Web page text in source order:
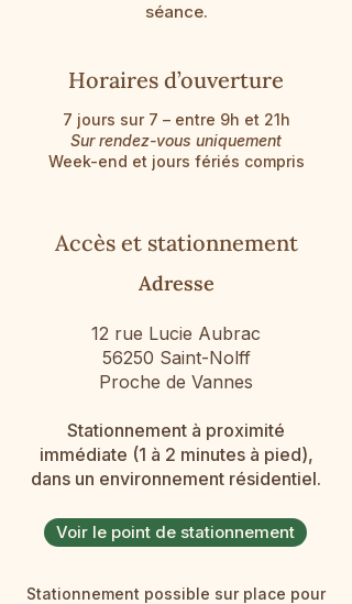
séance.
Horaires d’ouverture
7 jours sur 7 – entre 9h et 21h
Sur rendez-vous uniquement
Week-end et jours fériés compris
Accès et stationnement
Adresse
12 rue Lucie Aubrac
56250 Saint-Nolff
Proche de Vannes
Stationnement à proximité
immédiate (1 à 2 minutes à pied),
dans un environnement résidentiel.
Voir le point de stationnement
Stationnement possible sur place pour